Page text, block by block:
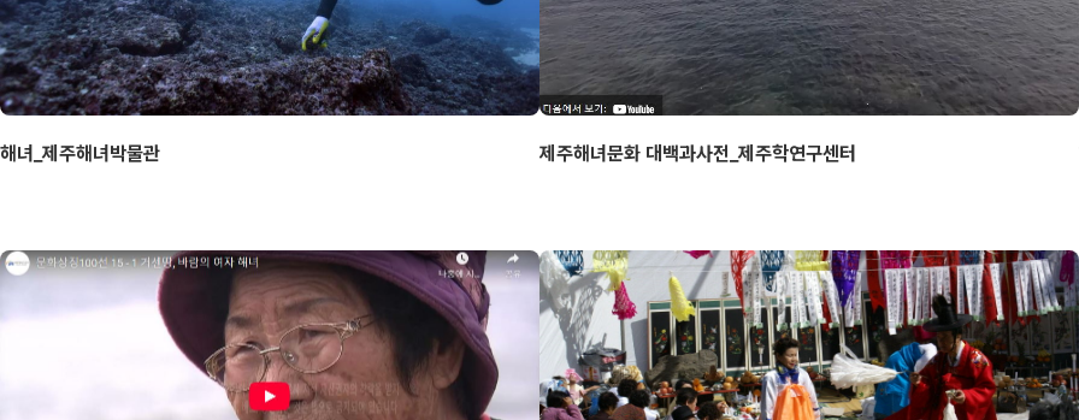
해녀_제주해녀박물관 제주해녀문화 대백과사전_제주학연구센터